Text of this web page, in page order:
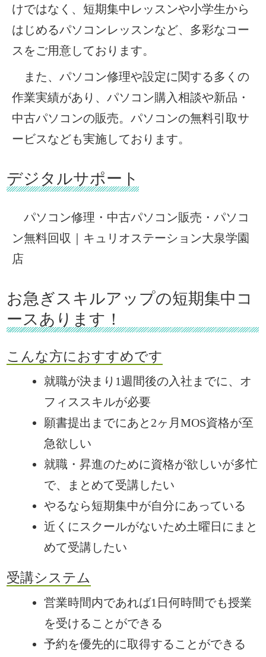
けではなく、短期集中レッスンや小学生から
はじめるパソコンレッスンなど、多彩なコー
スをご用意しております。
また、パソコン修理や設定に関する多くの
作業実績があり、パソコン購入相談や新品・
中古パソコンの販売。パソコンの無料引取サ
ービスなども実施しております。
デジタルサポート
パソコン修理・中古パソコン販売・パソコ
ン無料回収｜キュリオステーション大泉学園
店
お急ぎスキルアップの短期集中コ
ースあります！
こんな方におすすめです
就職が決まり1週間後の入社までに、オ
フィススキルが必要
願書提出までにあと2ヶ月MOS資格が至
急欲しい
就職・昇進のために資格が欲しいが多忙
で、まとめて受講したい
やるなら短期集中が自分にあっている
近くにスクールがないため土曜日にまと
めて受講したい
受講システム
営業時間内であれば1日何時間でも授業
を受けることができる
予約を優先的に取得することができる